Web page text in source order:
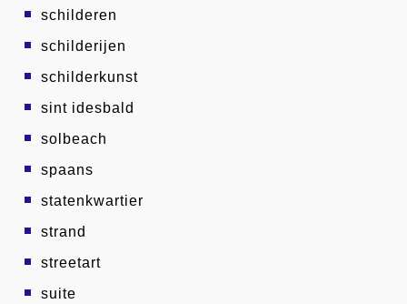
schilderen
schilderijen
schilderkunst
sint idesbald
solbeach
spaans
statenkwartier
strand
streetart
suite